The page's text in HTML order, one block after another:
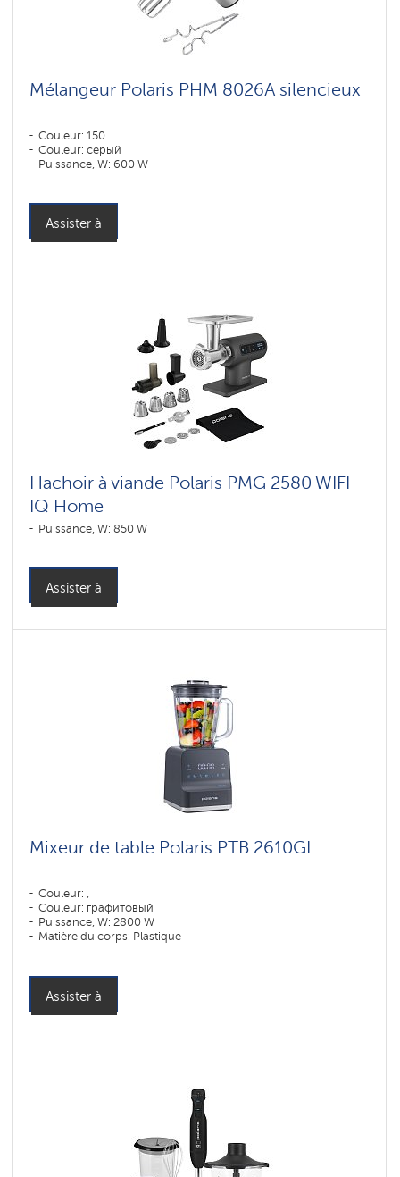
Mélangeur Polaris PHM 8026A silencieux
Couleur: 150
Couleur: серый
Puissance, W: 600 W
Assister à
Hachoir à viande Polaris PMG 2580 WIFI
IQ Home
Puissance, W: 850 W
Assister à
Mixeur de table Polaris PTB 2610GL
Couleur: ,
Couleur: графитовый
Puissance, W: 2800 W
Matière du corps: Plastique
Assister à